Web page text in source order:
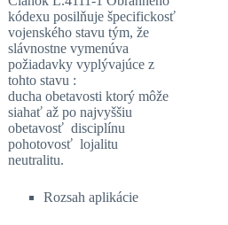
kódexu posilňuje špecifickosť
vojenského stavu tým, že
slávnostne vymenúva
požiadavky vyplývajúce z
tohto stavu :
ducha obetavosti ktorý môže
siahať až po najvyššiu
obetavosť disciplínu
pohotovosť lojalitu
neutralitu.
Rozsah aplikácie